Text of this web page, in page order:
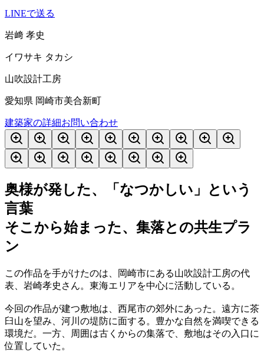
LINEで送る
岩﨑 孝史
イワサキ タカシ
山吹設計工房
愛知県 岡崎市美合新町
建築家の詳細お問い合わせ
奥様が発した、「なつかしい」という
言葉
そこから始まった、集落との共生プラ
ン
この作品を手がけたのは、岡崎市にある山吹設計工房の代
表、岩崎孝史さん。東海エリアを中心に活動している。
今回の作品が建つ敷地は、西尾市の郊外にあった。遠方に茶
臼山を望み、河川の堤防に面する。豊かな自然を満喫できる
環境だ。一方、周囲は古くからの集落で、敷地はその入口に
位置していた。